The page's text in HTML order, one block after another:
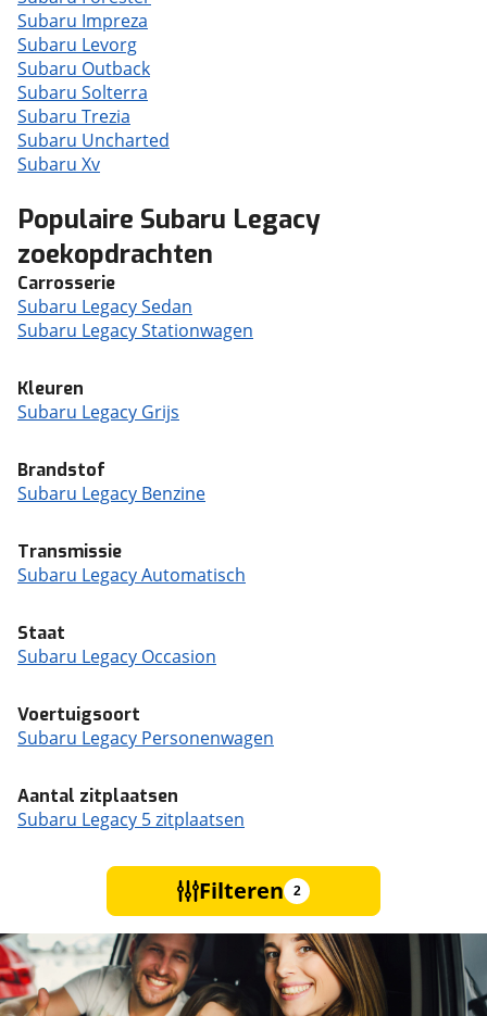
Subaru Impreza
Subaru Levorg
Subaru Outback
Subaru Solterra
Subaru Trezia
Subaru Uncharted
Subaru Xv
Populaire Subaru Legacy
zoekopdrachten
Carrosserie
Subaru Legacy Sedan
Subaru Legacy Stationwagen
Kleuren
Subaru Legacy Grijs
Brandstof
Subaru Legacy Benzine
Transmissie
Subaru Legacy Automatisch
Staat
Subaru Legacy Occasion
Voertuigsoort
Subaru Legacy Personenwagen
Aantal zitplaatsen
Subaru Legacy 5 zitplaatsen
Filteren 2